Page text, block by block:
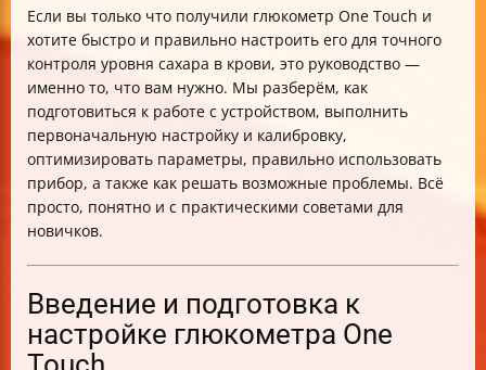
Если вы только что получили глюкометр One Touch и
хотите быстро и правильно настроить его для точного
контроля уровня сахара в крови, это руководство —
именно то, что вам нужно. Мы разберём, как
подготовиться к работе с устройством, выполнить
первоначальную настройку и калибровку,
оптимизировать параметры, правильно использовать
прибор, а также как решать возможные проблемы. Всё
просто, понятно и с практическими советами для
новичков.
Введение и подготовка к
настройке глюкометра One